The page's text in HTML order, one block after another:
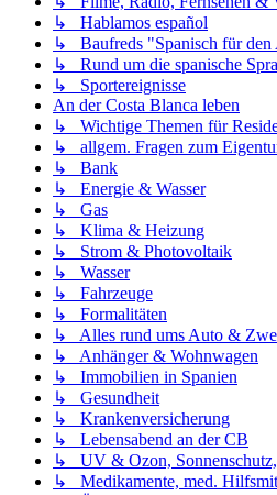
↳ Hablamos español
↳ Baufreds "Spanisch für den
↳ Rund um die spanische
↳ Sportereignisse
An der Costa Blanca leben
↳ Wichtige Themen für
↳ allgem. Fragen zum
↳ Bank
↳ Energie & Wasser
↳ Gas
↳ Klima & Heizung
↳ Strom & Photovoltaik
↳ Wasser
↳ Fahrzeuge
↳ Formalitäten
↳ Alles rund ums Auto &
↳ Anhänger & Wohnwagen
↳ Immobilien in Spanien
↳ Gesundheit
↳ Krankenversicherung
↳ Lebensabend an der CB
↳ UV & Ozon,
↳ Medikamente, med.